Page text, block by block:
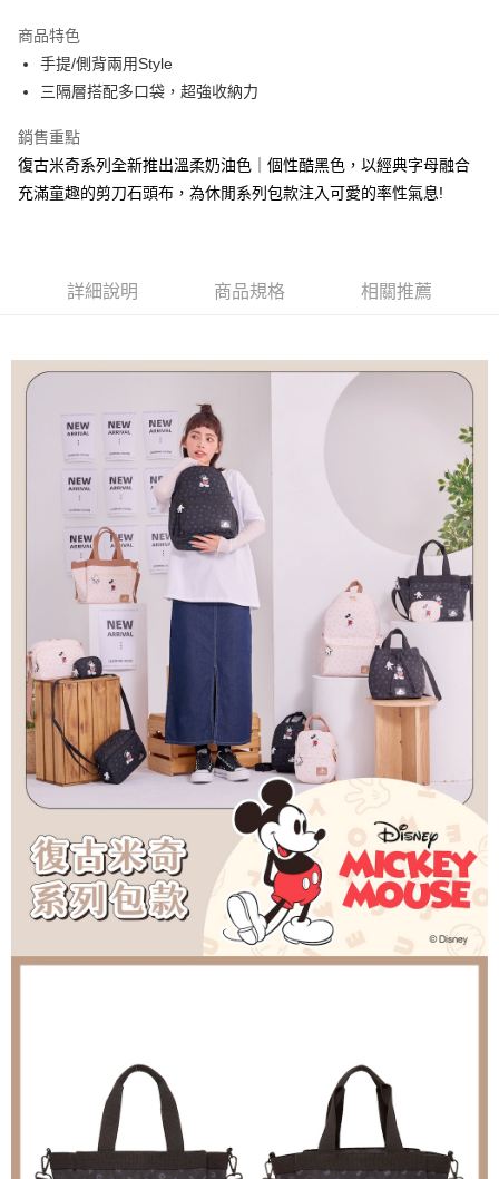
臺灣中小企業銀行
匯豐（台灣）商業銀行
聯邦商業銀行
玉山商業銀行
台新國際商業銀行
中國信託商業銀行
台灣樂天信用卡公司
上海商業儲蓄銀行
國泰世華商業銀行
匯豐（台灣）商業銀行
元大商業銀行
玉山商業銀行
星展（台灣）商業銀行
台新國際商業銀行
中國信託商業銀行
LINE Pay
Apple Pay
悠遊付
Google Pay
【大哥付你分期使用說明】
成交易。
3.實際核准額度、可分期數及費用金額請依後續交易確認頁面所載為準。
4.訂單成立30分鐘內，如未前往確認交易或遇審核未通過，訂單將自動取
消。如遇「轉專審核」未通過狀況，表示未達大哥付你分期系統評分，恕無
法說明評估內容。
1.分期款項不併入電信帳單，「大哥付你分期」於每月結算日後寄送繳費提
醒簡訊。
2.透過簡訊連結打開帳單後，可選擇「超商條碼／台灣大直營門市／銀行轉
帳／街口支付／iPASS MONEY」等通路繳費。
【注意事項】
1.本服務係由「台灣大哥大股份有限公司」（以下簡稱本公司）所提供，讓
用戶於交易時，得透過本服務購買商品或服務，並由商店將買賣／分期付款
買賣價金債權讓與本公司後，依約使用本公司帳單繳交帳款。
2.基於同意付款使用「大哥付你分期」之契約關係目的，商店將以您的個人
資料（包含姓名、電話或地址）提供予台灣大哥大進項蒐集、處理及利用，
由本公司與您本人進行分期帳單所需資料之確認、核對及更正。
3.完整用戶服務條款，請詳閱以下連結：
https://oppay.tw/userRule
【關於「AFTEE先享後付」】
AFTEE先享後付是「在收到商品之後才付款」的支付方式。 讓您購物簡單
１．簡單：不需註冊會員、不需綁卡、不需儲值。
２．便利：只要手機號碼，簡訊認證，即可結帳。
３．安心：先確認商品／服務後，再付款。
【「AFTEE先享後付」結帳流程】
１．於結帳方式選擇「AFTEE先享後付」後，將跳轉至「AFTEE先享後付」
結帳頁面，進行簡訊認證並確認金額後，即可完成結帳。
２．訂單成立數日內，您將收到繳費通知簡訊。
３．收到繳費通知簡訊後14天內，點擊此簡訊中的連結，可透過四大超商／
ATM／網路銀行／等多元方式進行付款，方視為交易完成。
※ 請注意：結帳手續完成當下不需立刻繳費，但若您需要取消訂單，請聯絡
購買商品的店家。未經商家同意取消之訂單仍視為有效，需透過AFTEE先享
後付繳納相關費用。
※ 交易是否成功請以「AFTEE先享後付 」之結帳頁面顯示為準，若有關於
是否繳費成功／繳費後需取消欲退款等相關疑問，請聯繫「AFTEE先享後付
客戶支援中心」 https://netprotections.freshdesk.com/support/home
【注意事項】
１．透過由恩沛科技股份有限公司提供之「AFTEE先享後付」服務完成之交
易，需依本服務之必要範圍內提供個人資料，並將交易相關給付款項請求債
２．關於個人資料處理事宜，請瀏覽以下網址：
https://aftee.tw/terms/#terms3
３．未成年的使用者請事先徵得法定代理人或監護人之同意方可使用
「AFTEE先享後付」，若未經同意申辦者引起之損失，本公司不負相關責
任。
４．使用「AFTEE先享後付」時，將依據個別帳號之用戶狀況，依本公司即
時審查核予不同之上限額度；若仍有額度不足之情形，本公司將視審查結果
ATM付款
運送方式
全家取貨付款
每筆NT$80，滿NT$1,000(含以上)免運費
付款後全家取貨
每筆NT$80，滿NT$1,000(含以上)免運費
每筆NT$80，滿NT$1,000(含以上)免運費
付款後萊爾富取貨
每筆NT$80，滿NT$1,000(含以上)免運費
7-11取貨付款
每筆NT$80，滿NT$1,000(含以上)免運費
每筆NT$80，滿NT$1,000(含以上)免運費
宅配
每筆NT$80，滿NT$1,000(含以上)免運費
外島宅配
商品特色
手提/側背兩用Style
三隔層搭配多口袋，超強收納力
銷售重點
復古米奇系列全新推出溫柔奶油色｜個性酷黑色，以經典字母融合
充滿童趣的剪刀石頭布，為休閒系列包款注入可愛的率性氣息!
詳細說明 商品規格 相關推薦